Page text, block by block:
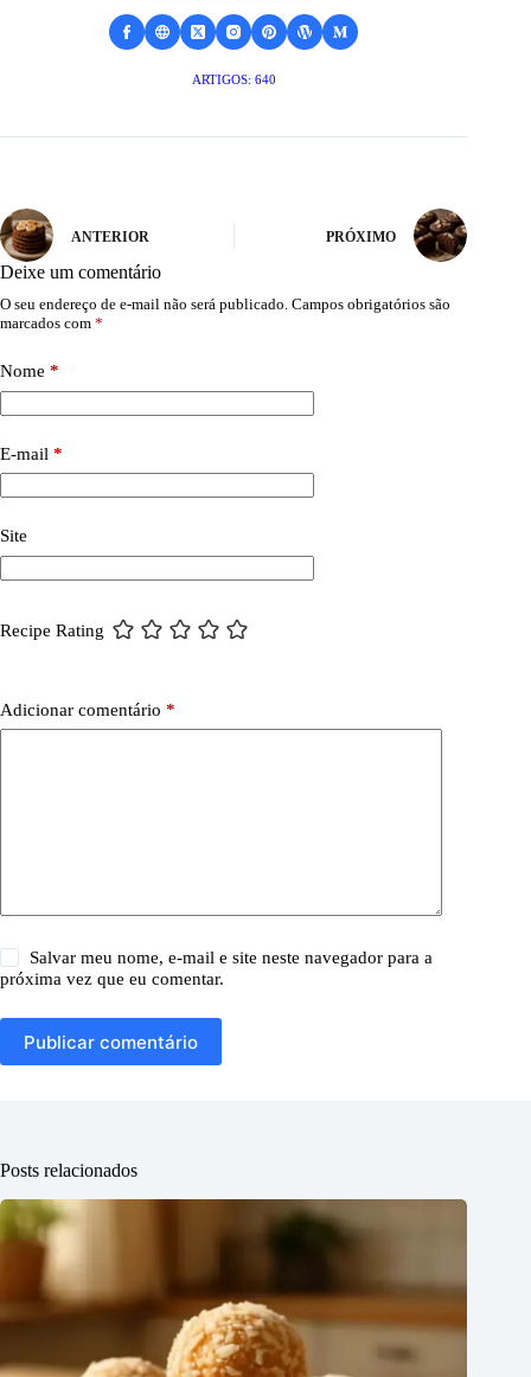
ARTIGOS: 640
ANTERIOR PRÓXIMO
Deixe um comentário
O seu endereço de e-mail não será publicado. Campos obrigatórios são
marcados com *
Nome *
E-mail *
Site
Recipe Rating
Adicionar comentário *
Salvar meu nome, e-mail e site neste navegador para a
próxima vez que eu comentar.
Publicar comentário
Posts relacionados